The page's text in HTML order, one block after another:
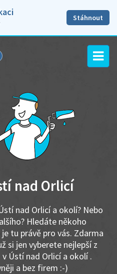
Stáhnout
nad Orlicí
nad Orlicí a okolí? Nebo
Hledáte někoho
tu právě pro vás. Zdarma
si jen vyberete nejlepší z
Ústí nad Orlicí a okolí .
a bez firem :-)